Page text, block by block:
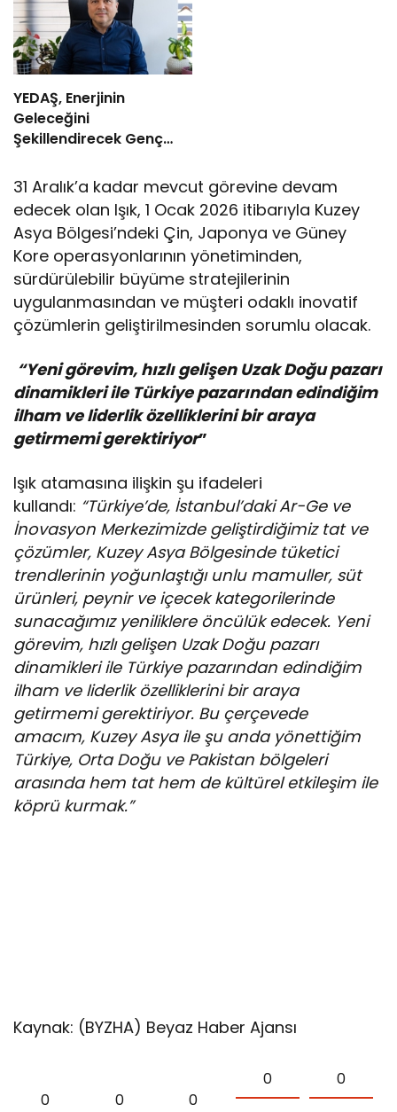
YEDAŞ, Enerjinin
Geleceğini
Şekillendirecek Genç
31 Aralık’a kadar mevcut görevine devam
edecek olan Işık, 1 Ocak 2026 itibarıyla Kuzey
Asya Bölgesi’ndeki Çin, Japonya ve Güney
Kore operasyonlarının yönetiminden,
sürdürülebilir büyüme stratejilerinin
uygulanmasından ve müşteri odaklı inovatif
çözümlerin geliştirilmesinden sorumlu olacak.
“Yeni görevim, hızlı gelişen Uzak Doğu pazarı
dinamikleri ile Türkiye pazarından edindiğim
ilham ve liderlik özelliklerini bir araya
getirmemi gerektiriyor”
Işık atamasına ilişkin şu ifadeleri
kullandı: “Türkiye’de, İstanbul’daki Ar-Ge ve
İnovasyon Merkezimizde geliştirdiğimiz tat ve
çözümler, Kuzey Asya Bölgesinde tüketici
trendlerinin yoğunlaştığı unlu mamuller, süt
ürünleri, peynir ve içecek kategorilerinde
sunacağımız yeniliklere öncülük edecek. Yeni
görevim, hızlı gelişen Uzak Doğu pazarı
dinamikleri ile Türkiye pazarından edindiğim
ilham ve liderlik özelliklerini bir araya
getirmemi gerektiriyor. Bu çerçevede
amacım, Kuzey Asya ile şu anda yönettiğim
Türkiye, Orta Doğu ve Pakistan bölgeleri
arasında hem tat hem de kültürel etkileşim ile
köprü kurmak.”
Kaynak: (BYZHA) Beyaz Haber Ajansı
0 0 0
0 0